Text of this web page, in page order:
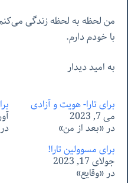
من لحظه به لحظه زندگی می‌کنم
با خودم دارم.
به امید دیدار
برای تارا- هویت و آزادی
می 7, 2023
در «بعد از من»
برای مسوولین تارا!
جولای 17, 2023
در «وقایع»